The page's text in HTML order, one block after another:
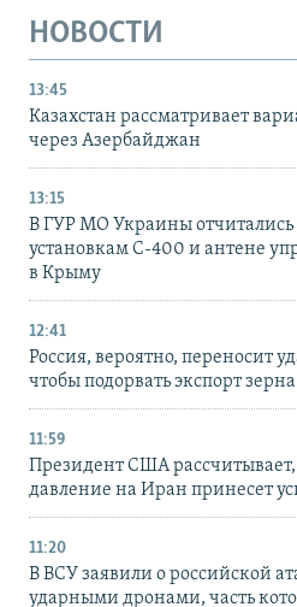
НОВОСТИ
13:45
Казахстан рассматривает
через Азербайджан
13:15
В ГУР МО Украины отчитались
установкам С-400 и антене
в Крыму
12:41
Россия, вероятно, переносит
чтобы подорвать экспорт
11:59
Президент США
давление на Иран принесет
11:20
В ВСУ заявили о российской
ударными дронами, часть